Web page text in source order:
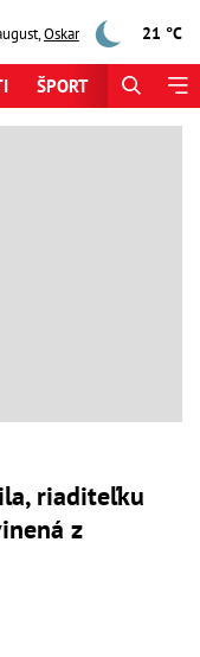
,Oskar 21 °C
ŠPORT
riaditeľku
z